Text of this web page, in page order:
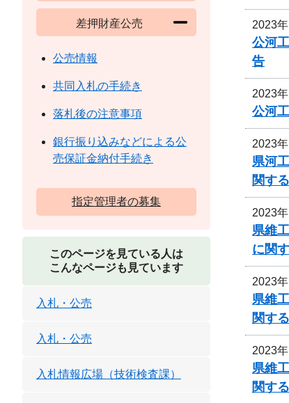
2023
公河
告
2023
公河
2023
県河
関す
2023
県維
に関
2023
県維
関す
2023
県維
関す
差押財産公売
公売情報
共同入札の手続き
落札後の注意事項
銀行振り込みなどによる公
売保証金納付手続き
指定管理者の募集
このページを見ている人は
こんなページも見ています
入札・公売
入札・公売
入札情報広場（技術検査課）